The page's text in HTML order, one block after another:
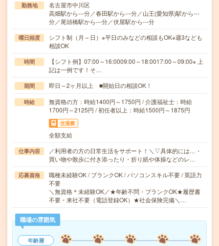
勤務地
名古屋市中川区
高畑駅から---分／春田駅から---分／山王(愛知県)駅から---
分／尾頭橋駅から---分／伏屋駅から---分
曜日頻度
シフト制（月～日）※平日のみなどの相談もOK※週3なども
相談OK
時間
【シフト例】07:00～16:0009:00～18:0017:00～09:00※ 上
記は一例です！そ…
期間 即日～2ヶ月以上 ■開始日の相談OK！
時給
無資格の方：時給1400円～1750円 / 介護福祉士：時給
1700円～2125円 / 初任者以上：時給1500円～1875円
交通費
全額支給
仕事内容
／利用者の方の日常生活をサポート！＼▽具体的には…・
買い物や散歩に付き添ったり・折り紙や体操などのレ…
応募資格
職種未経験OK / ブランクOK / パソコンスキル不要 / 英語力
不要
＼無資格＊未経験OK／★年齢不問・ブランクOK★履歴書
不要・来社不要（電話登録OK）★社会保険完備＼…
職場の雰囲気
年齢層